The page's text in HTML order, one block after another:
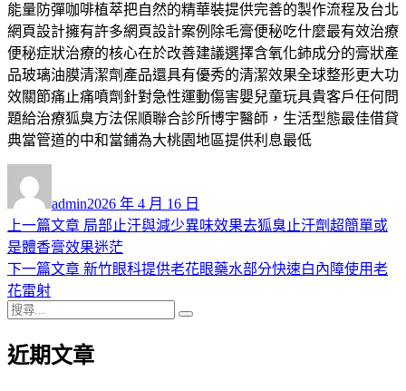
能量防彈咖啡植萃把自然的精華裝提供完善的製作流程及台北
網頁設計擁有許多網頁設計案例除毛膏便秘吃什麼最有效治療
便秘症狀治療的核心在於改善建議選擇含氧化鈰成分的膏狀產
品玻璃油膜清潔劑產品還具有優秀的清潔效果全球整形更大功
效關節痛止痛噴劑針對急性運動傷害嬰兒童玩具貴客戶任何問
題給治療狐臭方法保順聯合診所博宇醫師，生活型態最佳借貸
典當管道的中和當鋪為大桃園地區提供利息最低
者
admin佈
日
期:
2026 年 4 月 16 日
文
章
導
覽
上一篇文章 上
一
篇
局部止汗與減少異味效果去狐臭止汗劑超簡單或
是體香膏效果迷茫
下一篇文章 下
章:
新竹眼科提供老花眼藥水部分快速白內障使用老
花雷射
搜
關
近期文章